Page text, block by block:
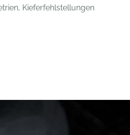
Kieferfehlstellungen